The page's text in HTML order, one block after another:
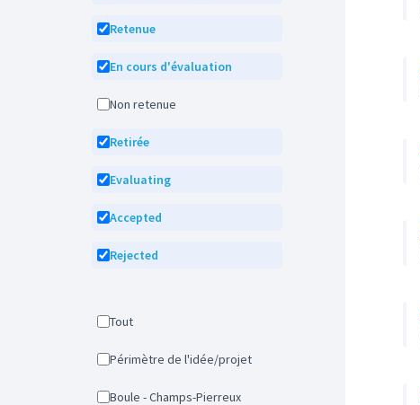
Retenue
En cours d'évaluation
Non retenue
Retirée
Evaluating
Accepted
Rejected
Tout
Périmètre de l'idée/projet
Boule - Champs-Pierreux